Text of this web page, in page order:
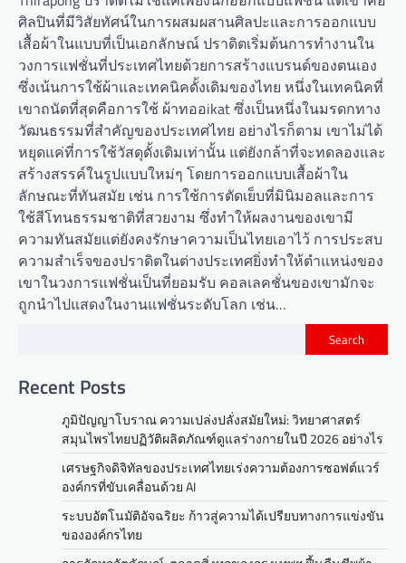
ศิลปินที่มีวิสัยทัศน์ในการผสมผสานศิลปะและการออกแบบ
เสื้อผ้าในแบบที่เป็นเอกลักษณ์ ปราดิตเริ่มต้นการทำงานใน
วงการแฟชั่นที่ประเทศไทยด้วยการสร้างแบรนด์ของตนเอง
ซึ่งเน้นการใช้ผ้าและเทคนิคดั้งเดิมของไทย หนึ่งในเทคนิคที่
เขาถนัดที่สุดคือการใช้ ผ้าทออikat ซึ่งเป็นหนึ่งในมรดกทาง
วัฒนธรรมที่สำคัญของประเทศไทย อย่างไรก็ตาม เขาไม่ได้
หยุดแค่ที่การใช้วัสดุดั้งเดิมเท่านั้น แต่ยังกล้าที่จะทดลองและ
สร้างสรรค์ในรูปแบบใหม่ๆ โดยการออกแบบเสื้อผ้าใน
ลักษณะที่ทันสมัย เช่น การใช้การตัดเย็บที่มินิมอลและการ
ใช้สีโทนธรรมชาติที่สวยงาม ซึ่งทำให้ผลงานของเขามี
ความทันสมัยแต่ยังคงรักษาความเป็นไทยเอาไว้ การประสบ
ความสำเร็จของปราดิตในต่างประเทศยิ่งทำให้ตำแหน่งของ
เขาในวงการแฟชั่นเป็นที่ยอมรับ คอลเลคชั่นของเขามักจะ
ถูกนำไปแสดงในงานแฟชั่นระดับโลก เช่น…
Search
Recent Posts
ภูมิปัญญาโบราณ ความเปล่งปลั่งสมัยใหม่: วิทยาศาสตร์
สมุนไพรไทยปฏิวัติผลิตภัณฑ์ดูแลร่างกายในปี 2026 อย่างไร
เศรษฐกิจดิจิทัลของประเทศไทยเร่งความต้องการซอฟต์แวร์
องค์กรที่ขับเคลื่อนด้วย AI
ระบบอัตโนมัติอัจฉริยะ ก้าวสู่ความได้เปรียบทางการแข่งขัน
ขององค์กรไทย